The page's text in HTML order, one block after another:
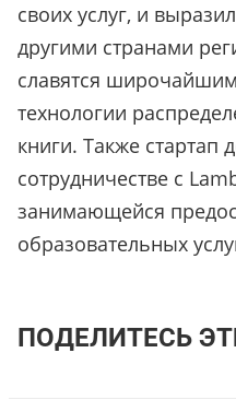
своих услуг, и
другими странами
славятся
технологии
книги. Также стартап
сотрудничестве с
занимающейся
образовательных
ПОДЕЛИТЕСЬ